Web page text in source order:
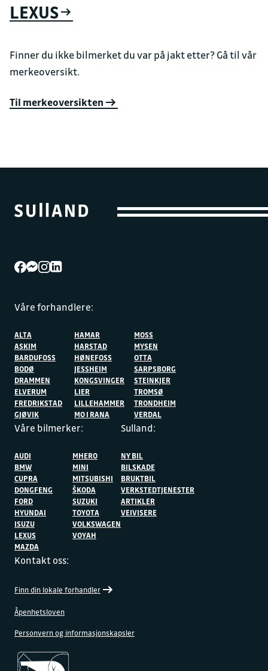
LEXUS
Finner du ikke bilmerket du var på jakt etter? Gå til vår
merkeoversikt.
Til merkeoversikten
Våre forhandlere:
ALTA
ASKIM
BARDUFOSS
BODØ
DRAMMEN
ELVERUM
FREDRIKSTAD
GJØVIK
HAMAR
HARSTAD
HØNEFOSS
JESSHEIM
KONGSVINGER
LIER
LILLEHAMMER
MO I RANA
MOSS
MYSEN
OTTA
SARPSBORG
STEINKJER
TROMSØ
TRONDHEIM
VERDAL
Våre bilmerker:
AUDI
BMW
CUPRA
DONGFENG
FORD
HYUNDAI
ISUZU
LEXUS
MAZDA
MHERO
MINI
MITSUBISHI
ŠKODA
SUZUKI
TOYOTA
VOLKSWAGEN
VOYAH
Sulland:
NY BIL
BILSKADE
BRUKTBIL
VERKSTEDTJENESTER
ARTIKLER
VEIVISERE
Kontakt oss:
Finn din lokale forhandler
Åpenhetsloven
Personvern og informasjonskapsler